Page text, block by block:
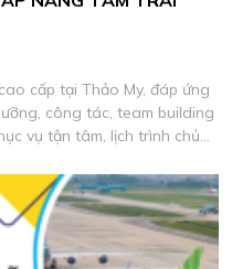
cấp tại Thảo My, đáp ứng
công tác, team building
vụ tận tâm, lịch trình chủ